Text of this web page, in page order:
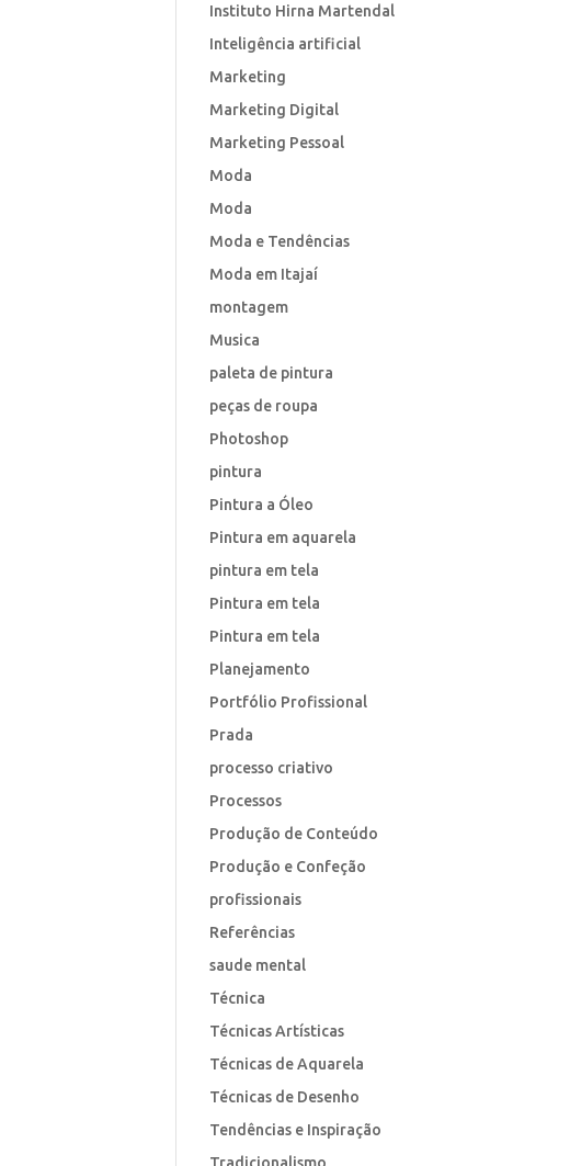
Instituto Hirna Martendal
Inteligência artificial
Marketing
Marketing Digital
Marketing Pessoal
Moda
Moda
Moda e Tendências
Moda em Itajaí
montagem
Musica
paleta de pintura
peças de roupa
Photoshop
pintura
Pintura a Óleo
Pintura em aquarela
pintura em tela
Pintura em tela
Pintura em tela
Planejamento
Portfólio Profissional
Prada
processo criativo
Processos
Produção de Conteúdo
Produção e Confeção
profissionais
Referências
saude mental
Técnica
Técnicas Artísticas
Técnicas de Aquarela
Técnicas de Desenho
Tendências e Inspiração